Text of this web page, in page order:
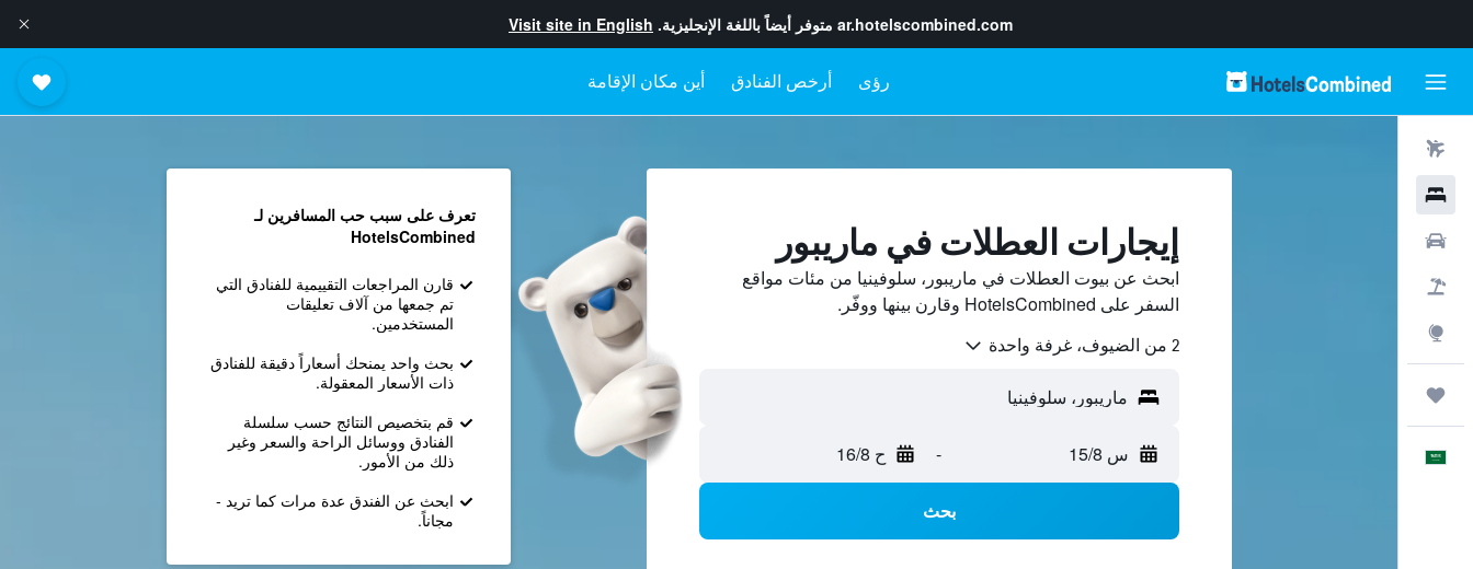
ar.hotelscombined.com متوفر أيضاً باللغة الإنجليزية. Visit site in English
رؤى أرخص الفنادق أين مكان الإقامة
إيجارات العطلات في ماريبور
ابحث عن بيوت العطلات في ماريبور، سلوفينيا من مئات مواقع
السفر على HotelsCombined وقارن بينها ووفّر.
2 من الضيوف، غرفة واحدة
س 15/8 - ح 16/8
بحث
تعرف على سبب حب المسافرين لـ
HotelsCombined
قارن المراجعات التقييمية للفنادق التي
تم جمعها من آلاف تعليقات
المستخدمين.
بحث واحد يمنحك أسعاراً دقيقة للفنادق
ذات الأسعار المعقولة.
قم بتخصيص النتائج حسب سلسلة
الفنادق ووسائل الراحة والسعر وغير
ذلك من الأمور.
ابحث عن الفندق عدة مرات كما تريد -
مجاناً.